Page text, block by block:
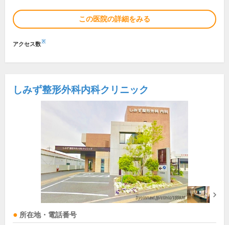
この医院の詳細をみる
アクセス数※
しみず整形外科内科クリニック
所在地・電話番号